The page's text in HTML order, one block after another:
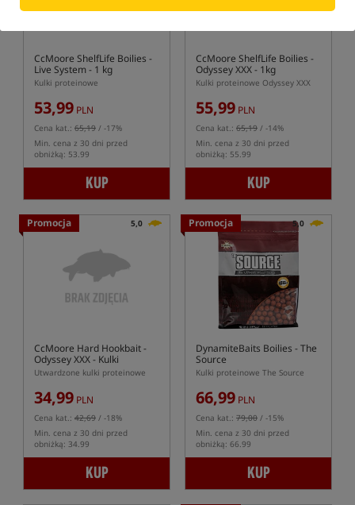
CcMoore ShelfLife Boilies -
Live System - 1 kg
Kulki proteinowe
53,99 PLN
Cena kat.: 65,19 / -17%
Min. cena z 30 dni przed
obniżką: 53.99
KUP
CcMoore ShelfLife Boilies -
Odyssey XXX - 1kg
Kulki proteinowe Odyssey XXX
55,99 PLN
Cena kat.: 65,19 / -14%
Min. cena z 30 dni przed
obniżką: 55.99
KUP
Promocja 5,0
CcMoore Hard Hookbait -
Odyssey XXX- Kulki
proteinowe
Utwardzone kulki proteinowe
34,99 PLN
Cena kat.: 42,69 / -18%
Min. cena z 30 dni przed
obniżką: 34.99
KUP
Promocja 5,0
DynamiteBaits Boilies - The
Source
Kulki proteinowe The Source
66,99 PLN
Cena kat.: 79,00 / -15%
Min. cena z 30 dni przed
obniżką: 66.99
KUP